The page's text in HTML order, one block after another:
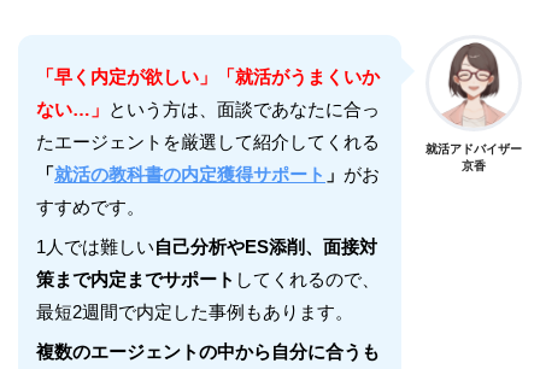
「早く内定が欲しい」「就活がうまくいか
ない…」 という方は、面談であなたに合っ
たエージェントを厳選して紹介してくれる
「就活の教科書の内定獲得サポート 」 がお
すすめです。
1人では難しい自己分析やES添削、面接対
策まで内定までサポート してくれるので、
最短2週間で内定した事例もあります。
複数のエージェントの中から自分に合うも
就活アドバイザー
京香